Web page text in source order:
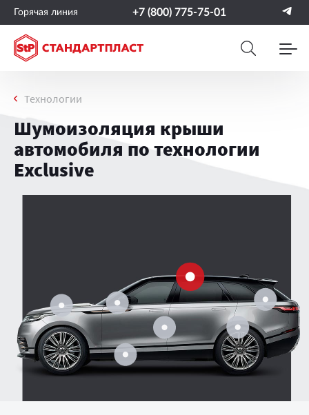
Горячая линия +7 (800) 775-75-01
Технологии
Шумоизоляция крыши
автомобиля по технологии
Exclusive